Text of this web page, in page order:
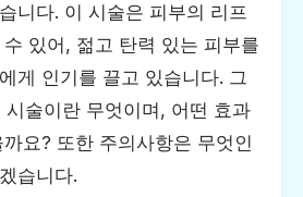
니다. 이 시술은 피부의 리프
있어, 젊고 탄력 있는 피부를
게 인기를 끌고 있습니다. 그
술이란 무엇이며, 어떤 효과
요? 또한 주의사항은 무엇인
습니다.